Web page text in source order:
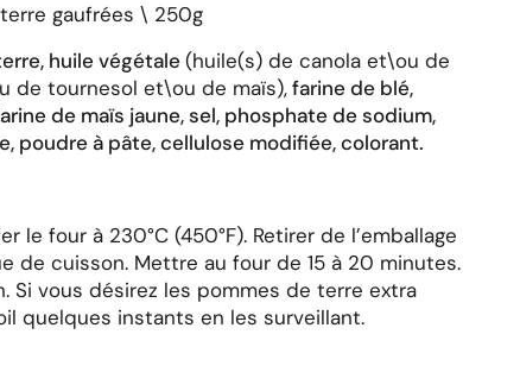
gaufrées \ 250g
huile végétale (huile(s) de canola et\ou de
de tournesol et\ou de maïs),farine de blé,
de maïs jaune, sel, phosphate de sodium,
poudre à pâte, cellulose modifiée, colorant.
le four à 230°C (450°F). Retirer de l’emballage
de cuisson. Mettre au four de 15 à 20 minutes.
Si vous désirez les pommes de terre extra
quelques instants en les surveillant.